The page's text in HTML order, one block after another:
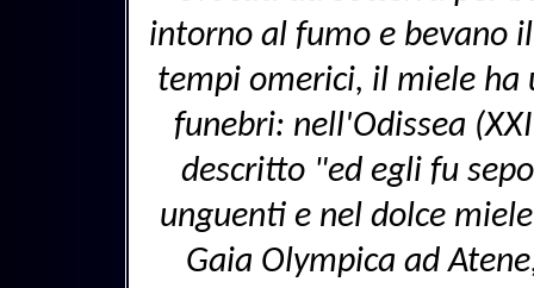
intorno al fumo e bevano
tempi omerici, il miele
funebri: nell'Odissea
descritto "ed egli fu
unguenti e nel dolce
Gaia Olympica ad